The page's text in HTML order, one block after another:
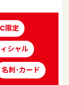
限定
シャル
名刺･カード